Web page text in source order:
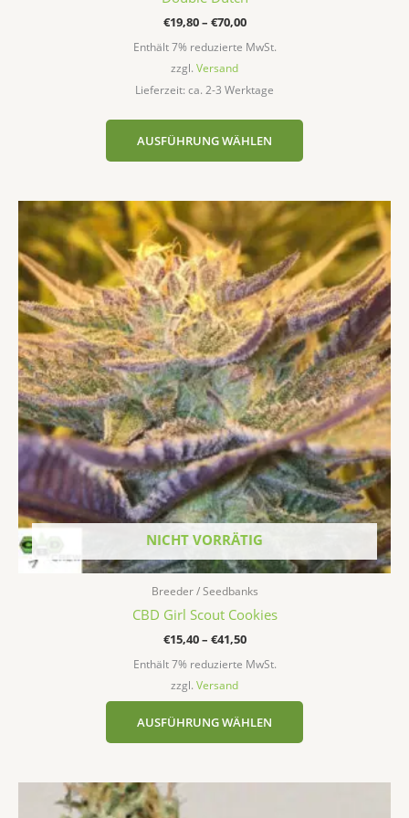
€19,80– €70,00
Enthält 7% reduzierte MwSt.
zzgl. Versand
Lieferzeit: ca. 2-3 Werktage
AUSFÜHRUNG WÄHLEN
NICHT VORRÄTIG
Breeder / Seedbanks
CBD Girl Scout Cookies
€15,40– €41,50
Preisspanne:
€15,40
bis
€41,50
Enthält 7% reduzierte MwSt.
zzgl. Versand
AUSFÜHRUNG WÄHLEN
Dieses
Produkt
weist
mehrere
Varianten
auf.
Die
Optionen
können
auf
der
Produktseite
gewählt
werden